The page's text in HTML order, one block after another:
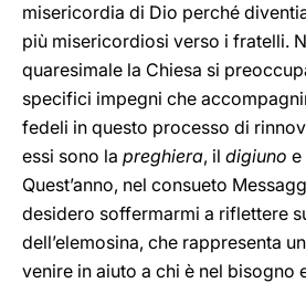
misericordia di Dio perché
più misericordiosi verso i fratelli.
quaresimale la Chiesa si
specifici impegni che
fedeli in questo processo di
essi sono la preghiera, il digiuno e
Quest’anno, nel consueto
desidero soffermarmi a riflettere
dell’elemosina, che rappresenta
venire in aiuto a chi è nel bisogno